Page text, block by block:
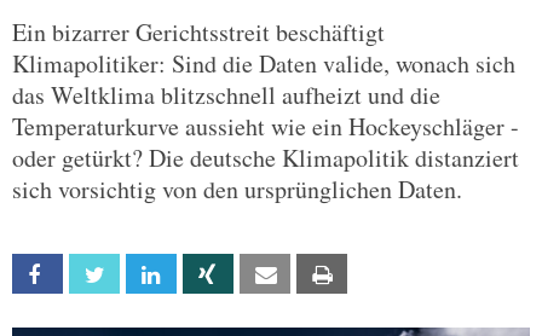
Ein bizarrer Gerichtsstreit beschäftigt
Klimapolitiker: Sind die Daten valide, wonach sich
das Weltklima blitzschnell aufheizt und die
Temperaturkurve aussieht wie ein Hockeyschläger -
oder getürkt? Die deutsche Klimapolitik distanziert
sich vorsichtig von den ursprünglichen Daten.
Facebook Twitter Linkedin Xing Email